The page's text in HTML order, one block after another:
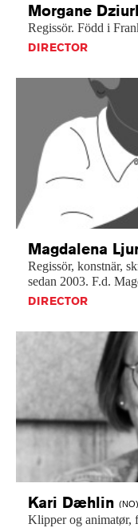
Morgane
Regissör. Född i
DIRECTOR
Magdalena
Regissör, konstnär,
sedan 2003. F.d.
DIRECTOR
Kari Dæhlin (NO)
Klipper og animatør,